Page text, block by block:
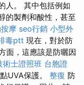
人。 其中包括例如
的製劑和酸性，甚至
摩 seo行銷 小型外
毒ptt 現在，對於防
面，這應該是防曬因
術士證照班 台胞證
UVA保護。 整復 防